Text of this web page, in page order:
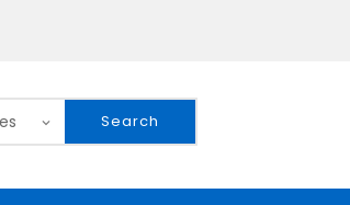
Search